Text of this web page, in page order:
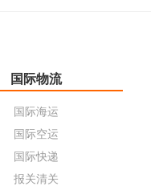
国际物流
国际海运
国际空运
国际快递
报关清关